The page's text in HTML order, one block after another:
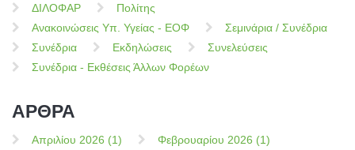
ΔΙΛΟΦΑΡ
Πολίτης
Ανακοινώσεις Υπ. Υγείας - ΕΟΦ
Σεμινάρια / Συνέδρια
Συνέδρια
Εκδηλώσεις
Συνελεύσεις
Συνέδρια - Εκθέσεις Άλλων Φορέων
ΑΡΘΡΑ
Απριλίου 2026 (1)
Φεβρουαρίου 2026 (1)